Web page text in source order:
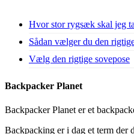
Hvor stor rygsæk skal jeg
Sådan vælger du den
Vælg den rigtige sovepose
Backpacker Planet
Backpacker Planet er et
Backpacking er i dag et term der